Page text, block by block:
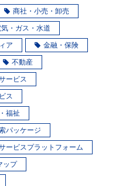
商社・小売・卸売
気・ガス・水道
ア 金融・保険
不動産
ービス
ス
福祉
パッケージ
ービスプラットフォーム
ップ